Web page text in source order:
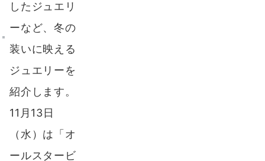
したジュエリ
ーなど、冬の
装いに映える
ジュエリーを
紹介します。
11月13日
（水）は「オ
ールスタービ